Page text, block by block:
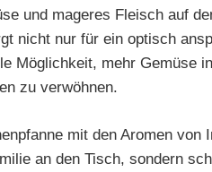
und mageres Fleisch auf
nicht nur für ein optisch
Möglichkeit, mehr Gemüse
zu verwöhnen.
mit den Aromen
an den Tisch, sondern